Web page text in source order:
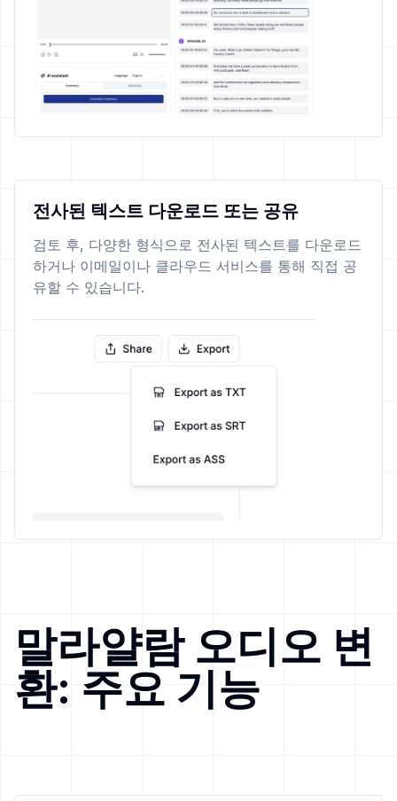
전사된 텍스트 다운로드 또는 공유
검토 후, 다양한 형식으로 전사된 텍스트를 다운로드
하거나 이메일이나 클라우드 서비스를 통해 직접 공
유할 수 있습니다.
말라얄람 오디오 변
환: 주요 기능